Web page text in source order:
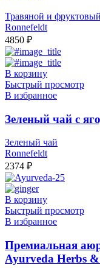
Травяной и
Ronnefeldt
4850 ₽
В корзину
Быстрый просмотр
В избранное
Зеленый чай с
Зеленый чай
Ronnefeldt
2374 ₽
В корзину
Быстрый просмотр
В избранное
Премиальная
Ayurveda Herbs